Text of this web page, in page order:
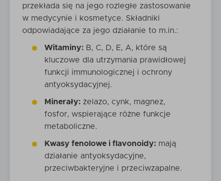
przekłada się na jego rozległe zastosowanie
w medycynie i kosmetyce. Składniki
odpowiadające za jego działanie to m.in.:
Witaminy: B, C, D, E, A, które są
kluczowe dla utrzymania prawidłowej
funkcji immunologicznej i ochrony
antyoksydacyjnej.
Minerały: żelazo, cynk, magnez,
fosfor, wspierające różne funkcje
metaboliczne.
Kwasy fenolowe i flavonoidy: mają
działanie antyoksydacyjne,
przeciwbakteryjne i przeciwzapalne.